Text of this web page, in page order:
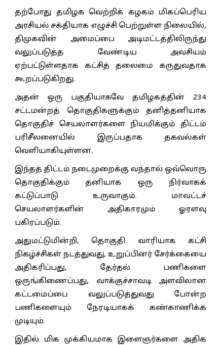
தற்போது தமிழக வெற்றிக் கழகம் மிகப்பெரிய
அரசியல் சக்தியாக எழுச்சி பெற்றுள்ள நிலையில்,
திமுகவின் அமைப்பை அடிமட்டத்திலிருந்து
வலுப்படுத்த வேண்டிய அவசியம்
ஏற்பட்டுள்ளதாக கட்சித் தலைமை கருதுவதாக
கூறப்படுகிறது.
அதன் ஒரு பகுதியாகவே தமிழகத்தின் 234
சட்டமன்றத் தொகுதிகளுக்கும் தனித்தனியாக
தொகுதிச் செயலாளர்களை நியமிக்கும் திட்டம்
பரிசீலனையில் இருப்பதாக தகவல்கள்
வெளியாகியுள்ளன.
இந்தத் திட்டம் நடைமுறைக்கு வந்தால் ஒவ்வொரு
தொகுதிக்கும் தனியாக ஒரு நிர்வாகக்
கட்டுப்பாடு உருவாகும். மாவட்டச்
செயலாளர்களின் அதிகாரமும் ஓரளவு
பகிரப்படும்.
அதுமட்டுமின்றி, தொகுதி வாரியாக கட்சி
நிகழ்ச்சிகள் நடத்துவது, உறுப்பினர் சேர்க்கையை
அதிகரிப்பது, தேர்தல் பணிகளை
ஒருங்கிணைப்பது, வாக்குச்சாவடி அளவிலான
கட்டமைப்பை வலுப்படுத்துவது போன்ற
பணிகளையும் நேரடியாகக் கண்காணிக்க
முடியும்.
இதில் மிக முக்கியமாக இளைஞர்களை அதிக